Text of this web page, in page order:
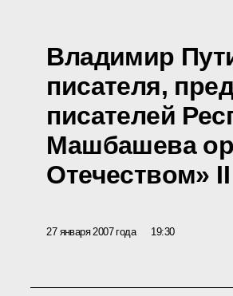
Владимир
писателя,
писателей
Машбашева
Отечеством»
27 января 2007 года 19:30